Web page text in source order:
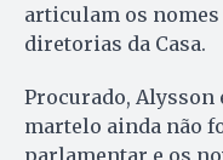
articulam os nomes
diretorias da Casa.
Procurado, Alysson
martelo ainda não